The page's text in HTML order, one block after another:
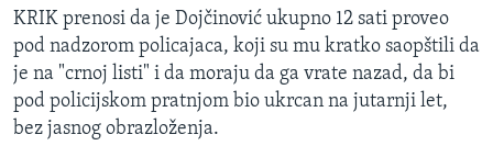
KRIK prenosi da je Dojčinović ukupno 12 sati proveo
pod nadzorom policajaca, koji su mu kratko saopštili da
je na "crnoj listi" i da moraju da ga vrate nazad, da bi
pod policijskom pratnjom bio ukrcan na jutarnji let,
bez jasnog obrazloženja.